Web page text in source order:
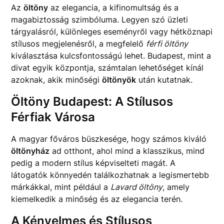
Azöltöny az elegancia, a kifinomultság és a
magabiztosság szimbóluma. Legyen szó üzleti
tárgyalásról, különleges eseményről vagy hétköznapi
stílusos megjelenésről, a megfelelő férfi öltöny
kiválasztása kulcsfontosságú lehet. Budapest, mint a
divat egyik központja, számtalan lehetőséget kínál
azoknak, akik minőségiöltönyök után kutatnak.
Öltöny Budapest: A Stílusos
Férfiak Városa
A magyar főváros büszkesége, hogy számos kiváló
öltönyház ad otthont, ahol mind a klasszikus, mind
pedig a modern stílus képviselteti magát. A
látogatók könnyedén találkozhatnak a legismertebb
márkákkal, mint például a Lavard öltöny, amely
kiemelkedik a minőség és az elegancia terén.
A Kényelmes és Stílusos